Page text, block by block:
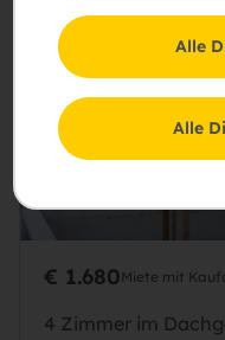
€ 1.680Miete mit
4 Zimmer im
Alle
Alle